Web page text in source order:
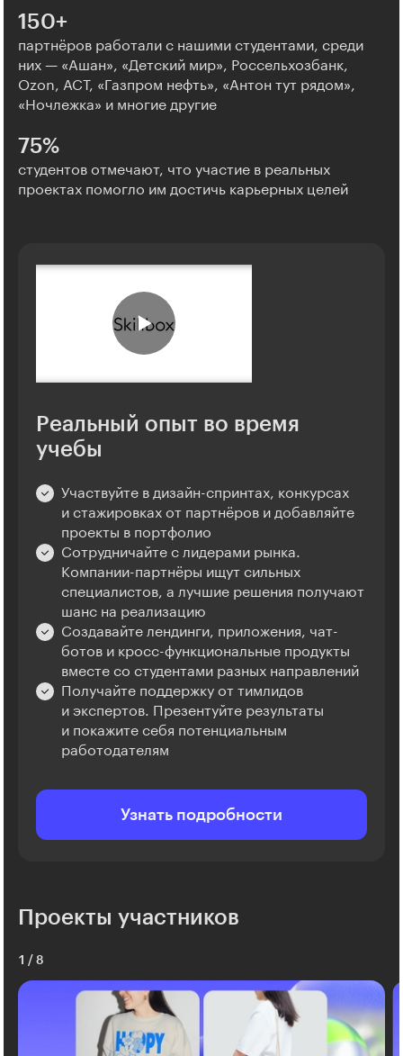
150+
партнёров работали с нашими студентами, среди
них — «Ашан», «Детский мир», Россельхозбанк,
Ozon, АСТ, «Газпром нефть», «Антон тут рядом»,
«Ночлежка» и многие другие
75%
студентов отмечают, что участие в реальных
проектах помогло им достичь карьерных целей
Реальный опыт во время
учебы
Участвуйте в дизайн-спринтах, конкурсах
и стажировках от партнёров и добавляйте
проекты в портфолио
Сотрудничайте с лидерами рынка.
Компании-партнёры ищут сильных
специалистов, а лучшие решения получают
шанс на реализацию
Создавайте лендинги, приложения, чат-
ботов и кросс-функциональные продукты
вместе со студентами разных направлений
Получайте поддержку от тимлидов
и экспертов. Презентуйте результаты
и покажите себя потенциальным
работодателям
Узнать подробности
Проекты участников
1 / 8